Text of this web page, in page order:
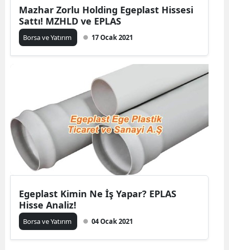
Mazhar Zorlu Holding Egeplast Hissesi
Sattı! MZHLD ve EPLAS
Borsa ve Yatırım 17 Ocak 2021
Egeplast Kimin Ne İş Yapar? EPLAS
Hisse Analiz!
Borsa ve Yatırım 04 Ocak 2021